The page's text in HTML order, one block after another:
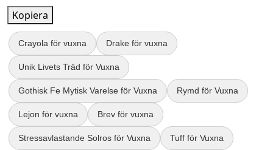
Kopiera
Crayola för vuxna Drake för vuxna
Unik Livets Träd för Vuxna
Gothisk Fe Mytisk Varelse för Vuxna Rymd för Vuxna
Lejon för vuxna Brev för vuxna
Stressavlastande Solros för Vuxna Tuff för Vuxna